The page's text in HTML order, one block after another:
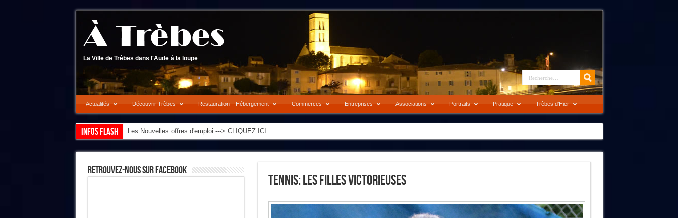
La Ville de Trèbes dans l'Aude à la loupe
Actualités Découvrir Trèbes Restauration – Hébergement Commerces Entreprises Associations Portraits Pratique Trèbes d’Hier
Infos flash Les Nouvelles offres d'emploi ---> CLIQUEZ ICI
Tennis: Les Filles Victorieuses
Retrouvez-Nous Sur Facebook